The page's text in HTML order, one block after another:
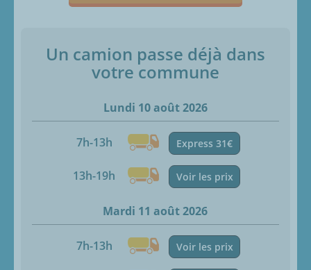
Un camion passe déjà dans
votre commune
Lundi 10 août 2026
7h-13h Express 31€
13h-19h Voir les prix
Mardi 11 août 2026
7h-13h Voir les prix